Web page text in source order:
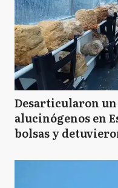
Desarticularon
alucinógenos en
bolsas y